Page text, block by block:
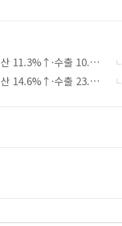
2분기 광주 광공업 생산 11.3%↑·수출 10.4%↑… 건설수주 56.4%↓
3분기 광주 광공업 생산 14.6%↑·수출 23.5%↑… 건설수주 14.2%↑